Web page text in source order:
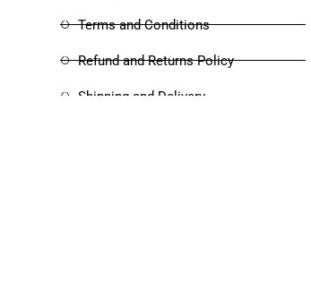
Terms and Conditions
Refund and Returns Policy
Shipping and Delivery